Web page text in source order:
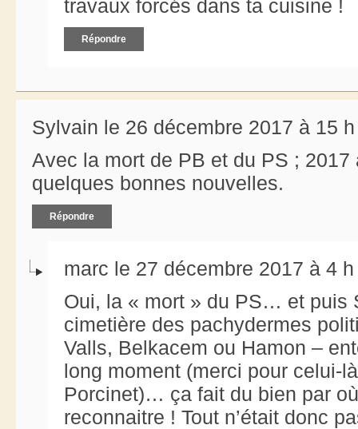
travaux forcés dans ta cuisine !
Répondre
Sylvain le 26 décembre 2017 à 15
Avec la mort de PB et du PS ;
quelques bonnes nouvelles.
Répondre
marc le 27 décembre 2017 à 4
Oui, la « mort » du PS… et puis
cimetière des pachydermes
Valls, Belkacem ou Hamon –
long moment (merci pour celui-
Porcinet)… ça fait du bien par
reconnaitre ! Tout n’était donc